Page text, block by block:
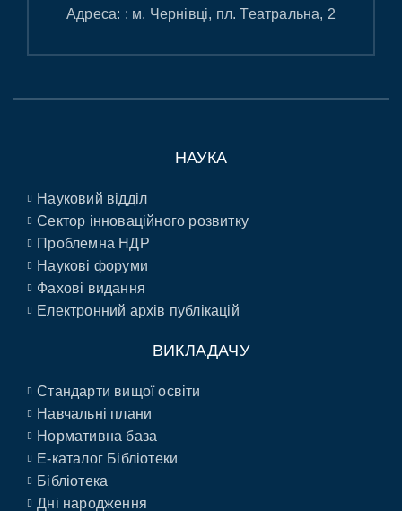
Адреса: : м. Чернівці, пл. Театральна, 2
НАУКА
Науковий відділ
Сектор інноваційного розвитку
Проблемна НДР
Наукові форуми
Фахові видання
Електронний архів публікацій
ВИКЛАДАЧУ
Стандарти вищої освіти
Навчальні плани
Нормативна база
E-каталог Бібліотеки
Бібліотека
Дні народження